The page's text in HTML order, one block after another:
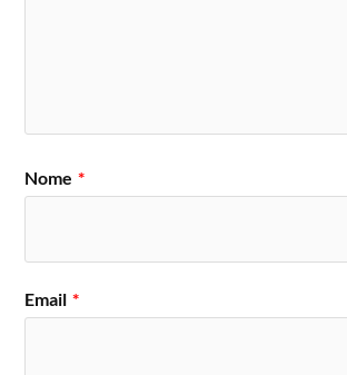
Nome *
Email *